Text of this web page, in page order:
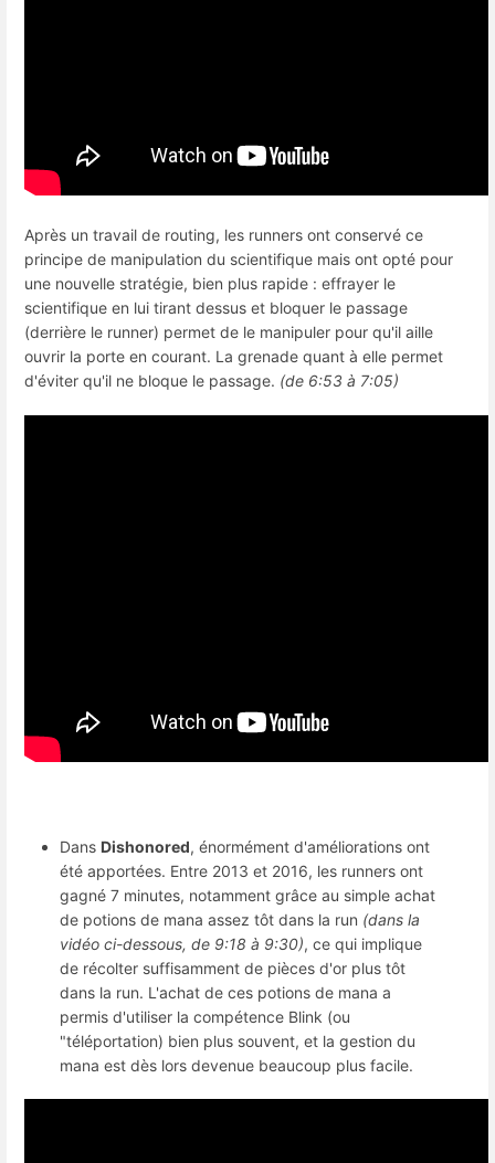
Après un travail de routing, les runners ont conservé ce
principe de manipulation du scientifique mais ont opté pour
une nouvelle stratégie, bien plus rapide : effrayer le
scientifique en lui tirant dessus et bloquer le passage
(derrière le runner) permet de le manipuler pour qu'il aille
ouvrir la porte en courant. La grenade quant à elle permet
d'éviter qu'il ne bloque le passage. (de 6:53 à 7:05)
Dans Dishonored, énormément d'améliorations ont
été apportées. Entre 2013 et 2016, les runners ont
gagné 7 minutes, notamment grâce au simple achat
de potions de mana assez tôt dans la run (dans la
vidéo ci-dessous, de 9:18 à 9:30), ce qui implique
de récolter suffisamment de pièces d'or plus tôt
dans la run. L'achat de ces potions de mana a
permis d'utiliser la compétence Blink (ou
"téléportation) bien plus souvent, et la gestion du
mana est dès lors devenue beaucoup plus facile.